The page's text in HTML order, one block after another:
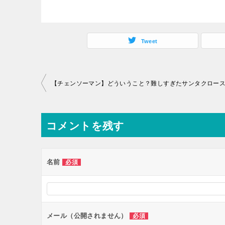
Tweet
投
ナ
ビ
ー
ョ
ン
コメントを残す
名前 必須
メール（公開されません） 必須